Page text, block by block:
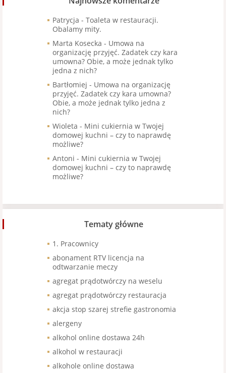
Patrycja - Toaleta w restauracji.
Obalamy mity.
Marta Kosecka - Umowa na
organizację przyjęć. Zadatek czy kara
umowna? Obie, a może jednak tylko
jedna z nich?
Bartłomiej - Umowa na organizację
przyjęć. Zadatek czy kara umowna?
Obie, a może jednak tylko jedna z
nich?
Wioleta - Mini cukiernia w Twojej
domowej kuchni – czy to naprawdę
możliwe?
Antoni - Mini cukiernia w Twojej
domowej kuchni – czy to naprawdę
możliwe?
Tematy główne
1. Pracownicy
abonament RTV licencja na
odtwarzanie meczy
agregat prądotwórczy na weselu
agregat prądotwórczy restauracja
akcja stop szarej strefie gastronomia
alergeny
alkohol online dostawa 24h
alkohol w restauracji
alkohole online dostawa